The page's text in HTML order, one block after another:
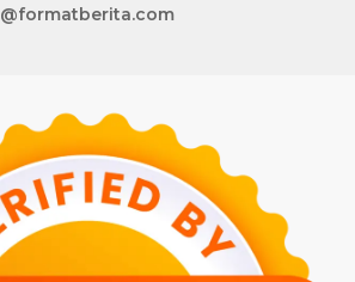
@formatberita.com